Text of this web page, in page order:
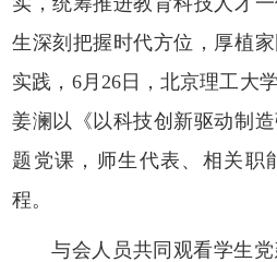
生深刻把握时代方位，厚植
实践，6月26日，北京理工大
姜澜以《以科技创新驱动制
题党课，师生代表、相关职
程。
与会人员共同观看学生